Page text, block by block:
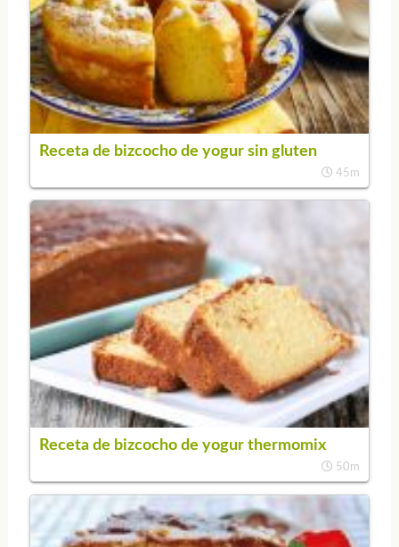
Receta de bizcocho de yogur sin gluten
45m
Receta de bizcocho de yogur thermomix
50m